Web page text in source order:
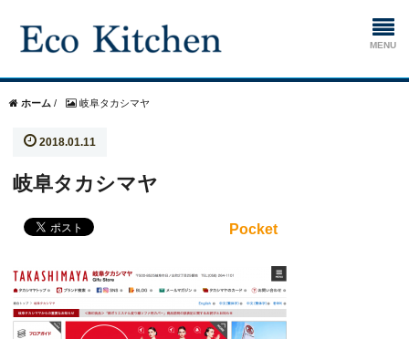
ホーム / 岐阜タカシマヤ
2018.01.11
岐阜タカシマヤ
Pocket